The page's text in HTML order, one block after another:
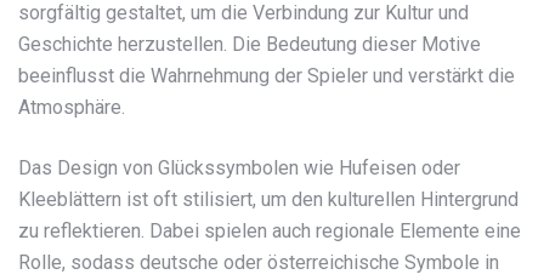
sorgfältig gestaltet, um die Verbindung zur Kultur und
Geschichte herzustellen. Die Bedeutung dieser Motive
beeinflusst die Wahrnehmung der Spieler und verstärkt die
Atmosphäre.
Das Design von Glückssymbolen wie Hufeisen oder
Kleeblättern ist oft stilisiert, um den kulturellen Hintergrund
zu reflektieren. Dabei spielen auch regionale Elemente eine
Rolle, sodass deutsche oder österreichische Symbole in